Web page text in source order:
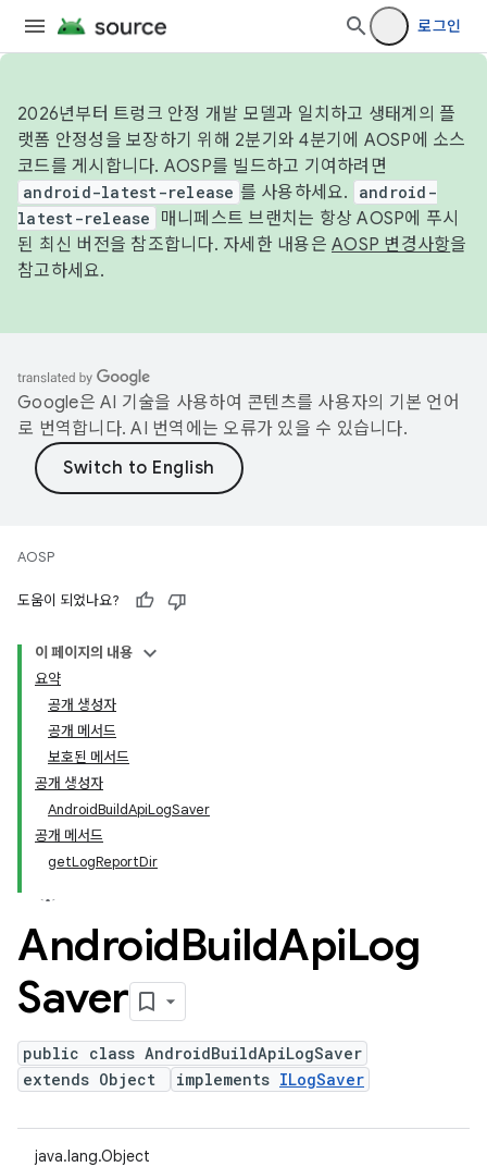
로그인
2026년부터 트렁크 안정 개발 모델과 일치하고 생태계의 플
랫폼 안정성을 보장하기 위해 2분기와 4분기에 AOSP에 소스
코드를 게시합니다. AOSP를 빌드하고 기여하려면
android-latest-release 를 사용하세요.
android-
latest-release
매니페스트 브랜치는 항상 AOSP에 푸시
된 최신 버전을 참조합니다. 자세한 내용은 AOSP 변경사항을
참고하세요.
Google은 AI 기술을 사용하여 콘텐츠를 사용자의 기본 언어
로 번역합니다. AI 번역에는 오류가 있을 수 있습니다.
AOSP
도움이 되었나요?
이 페이지의 내용
요약
공개 생성자
공개 메서드
보호된 메서드
공개 생성자
AndroidBuildApiLogSaver
공개 메서드
getLogReportDir
AndroidBuildApiLog
Saver
public class AndroidBuildApiLogSaver
extends Object
implements ILogSaver
java.lang.Object